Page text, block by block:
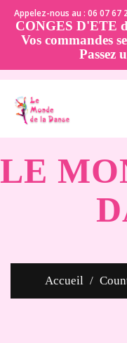
Appelez-nous au : 06 07 67
CONGES D'ETE
Vos commandes
Passez
LE
Accueil